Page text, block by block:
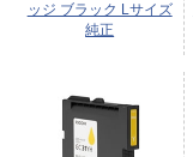
ッジ ブラック Lサイズ
純正